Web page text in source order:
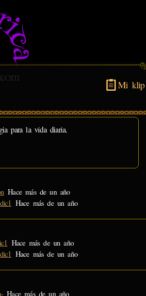
Mi klip
para la vida diaria.
Hace más de un año
Hace más de un año
Hace más de un año
Hace más de un año
Hace más de un año